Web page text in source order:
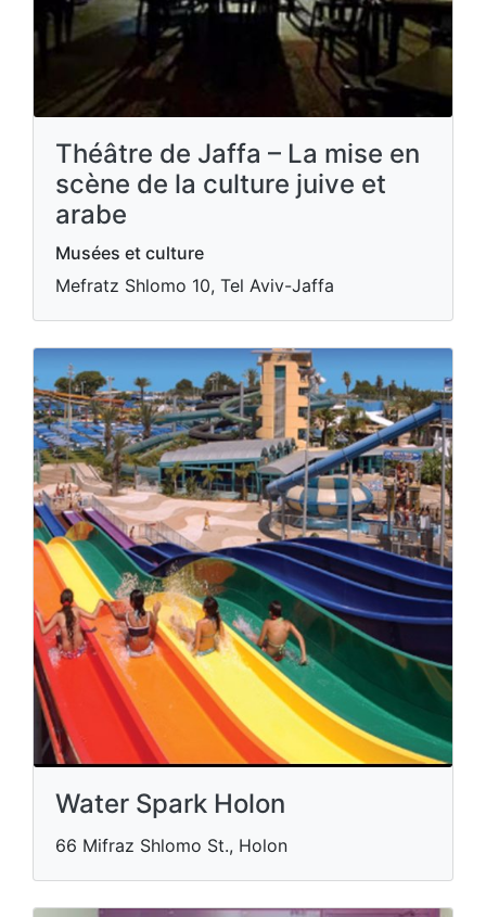
Théâtre de Jaffa – La mise en
scène de la culture juive et
arabe
Musées et culture
Mefratz Shlomo 10, Tel Aviv-Jaffa
Water Spark Holon
66 Mifraz Shlomo St., Holon